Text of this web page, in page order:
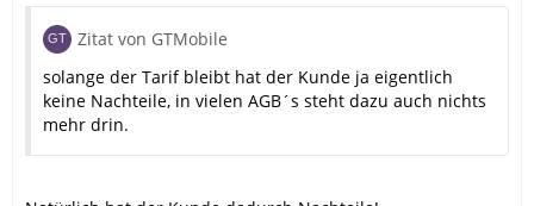
Zitat von GTMobile
solange der Tarif bleibt hat der Kunde ja eigentlich
keine Nachteile, in vielen AGB´s steht dazu auch nichts
mehr drin.